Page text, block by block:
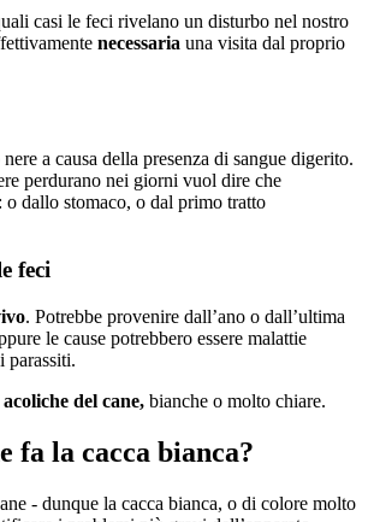
casi le feci rivelano un disturbo nel nostro
necessaria una visita dal proprio
a causa della presenza di sangue digerito.
perdurano nei giorni vuol dire che
o dallo stomaco, o dal primo tratto
feci
. Potrebbe provenire dall’ano o dall’ultima
le cause potrebbero essere malattie
parassiti.
del cane, bianche o molto chiare.
fa la cacca bianca?
- dunque la cacca bianca, o di colore molto